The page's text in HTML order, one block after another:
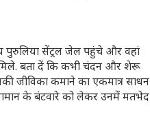
पुरुलिया सेंट्रल जेल पहुंचे और वहां
बता दें कि कभी चंदन और शेरू
जीविका कमाने का एकमात्र साधन
के बंटवारे को लेकर उनमें मतभेद